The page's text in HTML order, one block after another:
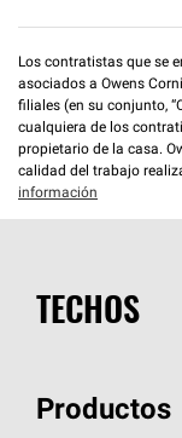
Los contratistas que se
asociados a Owens
filiales (en su conjunto,
cualquiera de los
propietario de la casa.
calidad del trabajo
información
TECHOS
Productos